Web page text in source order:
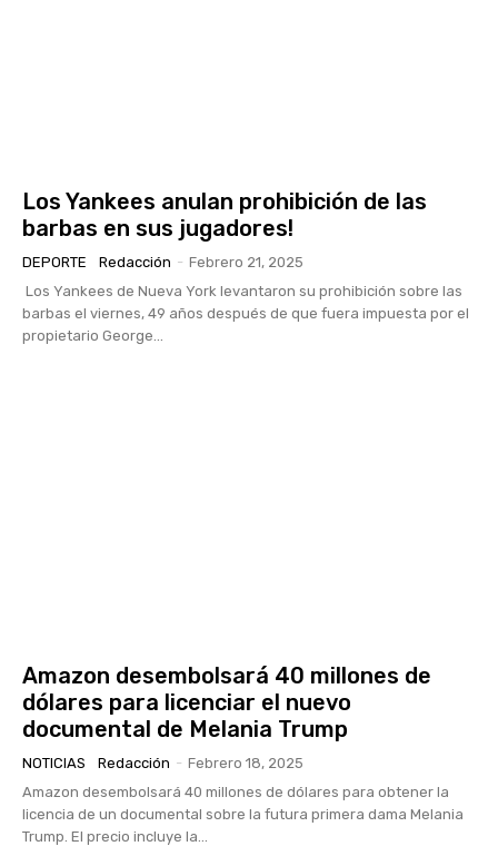
Los Yankees anulan prohibición de las
barbas en sus jugadores!
DEPORTE Redacción - Febrero 21, 2025
Los Yankees de Nueva York levantaron su prohibición sobre las
barbas el viernes, 49 años después de que fuera impuesta por el
propietario George...
Amazon desembolsará 40 millones de
dólares para licenciar el nuevo
documental de Melania Trump
NOTICIAS Redacción - Febrero 18, 2025
Amazon desembolsará 40 millones de dólares para obtener la
licencia de un documental sobre la futura primera dama Melania
Trump. El precio incluye la...